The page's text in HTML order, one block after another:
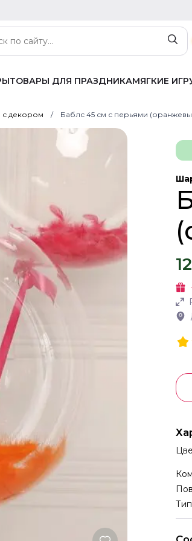
ТОВАРЫ ДЛЯ ПРАЗДНИКАМЯГКИЕ
декором Баблс 45 см с перьями